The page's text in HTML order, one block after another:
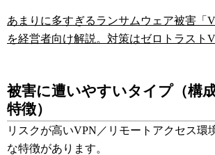
あまりに多すぎるランサムウェア被害「
を経営者向け解説。対策はゼロトラスト
被害に遭いやすいタイプ（構
特徴）
リスクが高いVPN／リモートアクセス環
な特徴があります。